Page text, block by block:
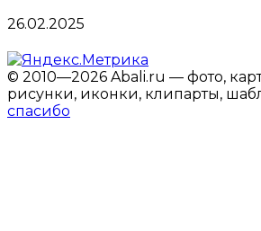
26.02.2025
© 2010—2026 Abali.ru — фото,
рисунки, иконки, клипарты,
спасибо